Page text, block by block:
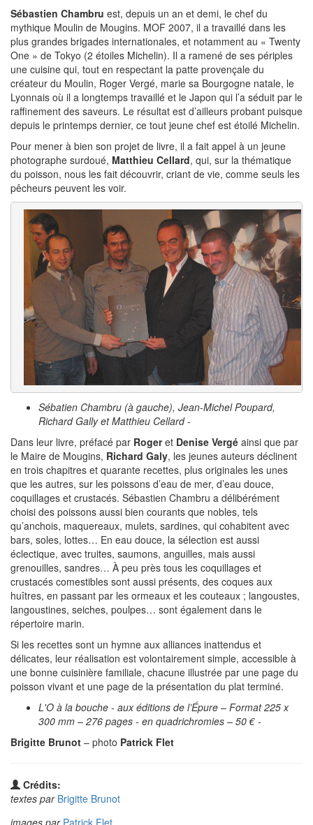
Sébastien Chambru est, depuis un an et demi, le chef du
mythique Moulin de Mougins. MOF 2007, il a travaillé dans les
plus grandes brigades internationales, et notamment au « Twenty
One » de Tokyo (2 étoiles Michelin). Il a ramené de ses périples
une cuisine qui, tout en respectant la patte provençale du
créateur du Moulin, Roger Vergé, marie sa Bourgogne natale, le
Lyonnais où il a longtemps travaillé et le Japon qui l’a séduit par le
raffinement des saveurs. Le résultat est d’ailleurs probant puisque
depuis le printemps dernier, ce tout jeune chef est étoilé Michelin.
Pour mener à bien son projet de livre, il a fait appel à un jeune
photographe surdoué, Matthieu Cellard, qui, sur la thématique
du poisson, nous les fait découvrir, criant de vie, comme seuls les
pêcheurs peuvent les voir.
Sébatien Chambru (à gauche), Jean-Michel Poupard,
Richard Gally et Matthieu Cellard -
Dans leur livre, préfacé par Rogeret Denise Vergé ainsi que par
le Maire de Mougins, Richard Galy, les jeunes auteurs déclinent
en trois chapitres et quarante recettes, plus originales les unes
que les autres, sur les poissons d’eau de mer, d’eau douce,
coquillages et crustacés. Sébastien Chambru a délibérément
choisi des poissons aussi bien courants que nobles, tels
qu’anchois, maquereaux, mulets, sardines, qui cohabitent avec
bars, soles, lottes… En eau douce, la sélection est aussi
éclectique, avec truites, saumons, anguilles, mais aussi
grenouilles, sandres… À peu près tous les coquillages et
crustacés comestibles sont aussi présents, des coques aux
huîtres, en passant par les ormeaux et les couteaux ; langoustes,
langoustines, seiches, poulpes… sont également dans le
répertoire marin.
Si les recettes sont un hymne aux alliances inattendus et
délicates, leur réalisation est volontairement simple, accessible à
une bonne cuisinière familiale, chacune illustrée par une page du
poisson vivant et une page de la présentation du plat terminé.
L'O à la bouche - aux éditions de l’Épure – Format 225 x
300 mm – 276 pages - en quadrichromies – 50 € -
Brigitte Brunot – photo Patrick Flet
Crédits:
textes par Brigitte Brunot
images par Patrick Flet